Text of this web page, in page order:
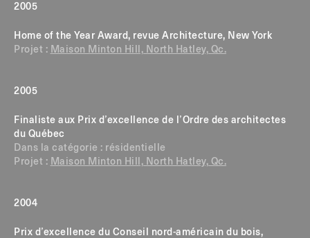
2005
Home of the Year Award, revue Architecture, New York
Projet : Maison Minton Hill, North Hatley, Qc.
2005
Finaliste aux Prix d’excellence de l’Ordre des architectes
du Québec
Dans la catégorie : résidentielle
Projet : Maison Minton Hill, North Hatley, Qc.
2004
Prix d’excellence du Conseil nord-américain du bois,